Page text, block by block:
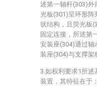
述第一轴杆(303)外
光板(301)呈环形阵
状结构，且荧光板
固定连接，所述第
安装座(304)通过轴
装座(304)与支撑架
3.如权利要求1所
装置，其特征在于